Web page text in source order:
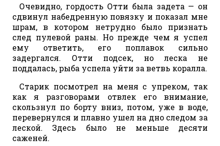
Очевидно, гордость Отти была задета — он
сдвинул набедренную повязку и показал мне
шрам, в котором нетрудно было признать
след пулевой раны. Но прежде чем я успел
ему ответить, его поплавок сильно
задергался. Отти подсек, но леска не
поддалась, рыба успела уйти за ветвь коралла.
Старик посмотрел на меня с упреком, так
как я разговорами отвлек его внимание,
скользнул по борту вниз, потом, уже в воде,
перевернулся и плавно ушел на дно следом за
леской. Здесь было не меньше десяти
саженей.